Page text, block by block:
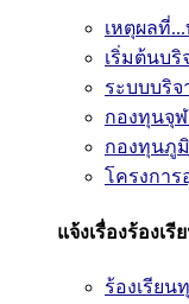
เหตุผลที่
เริ่มต้นบริ
ระบบบริ
กองทุนจุ
กองทุนภู
โครงการ
แจ้งเรื่องร้องเรี
ร้องเรีย